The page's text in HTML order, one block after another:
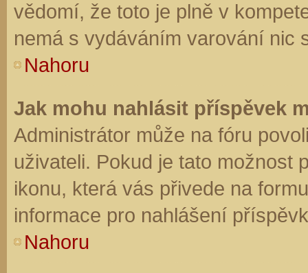
vědomí, že toto je plně v
nemá s vydáváním varování nic
Nahoru
Jak mohu nahlásit příspěvek
Administrátor může na fóru
uživateli. Pokud je tato možnost
ikonu, která vás přivede na
informace pro nahlášení
Nahoru